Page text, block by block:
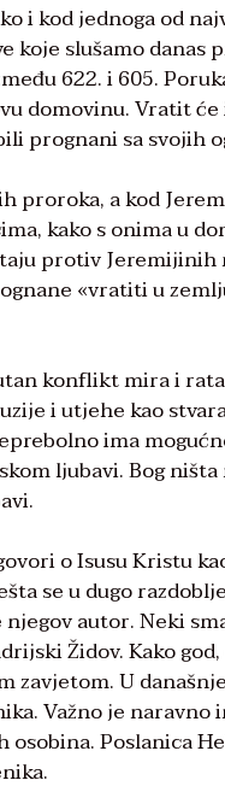
i kod jednoga od
koje slušamo danas
622. i 605.
domovinu. Vratit
prognani sa svojih
proroka, a kod
kako s onima u
protiv
«vratiti u
konflikt mira i
i utjehe kao
ima
ljubavi. Bog
o Isusu Kristu
se u dugo
autor. Neki
Židov. Kako
zavjetom. U
Važno je
Poslanica